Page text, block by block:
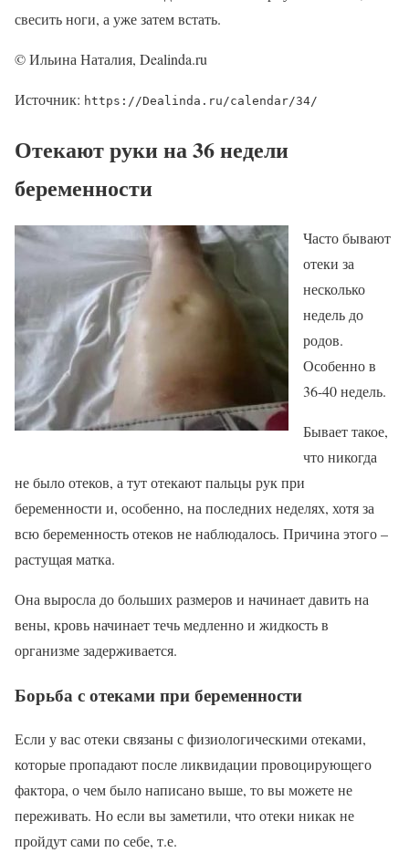
свесить ноги, а уже затем встать.
© Ильина Наталия, Dealinda.ru
Источник: https://Dealinda.ru/calendar/34/
Отекают руки на 36 недели
беременности
Часто бывают
отеки за
несколько
недель до
родов.
Особенно в
36-40 недель.
Бывает такое,
что никогда
не было отеков, а тут отекают пальцы рук при
беременности и, особенно, на последних неделях, хотя за
всю беременность отеков не наблюдалось. Причина этого –
растущая матка.
Она выросла до больших размеров и начинает давить на
вены, кровь начинает течь медленно и жидкость в
организме задерживается.
Борьба с отеками при беременности
Если у вас отеки связаны с физиологическими отеками,
которые пропадают после ликвидации провоцирующего
фактора, о чем было написано выше, то вы можете не
переживать. Но если вы заметили, что отеки никак не
пройдут сами по себе, т.е.